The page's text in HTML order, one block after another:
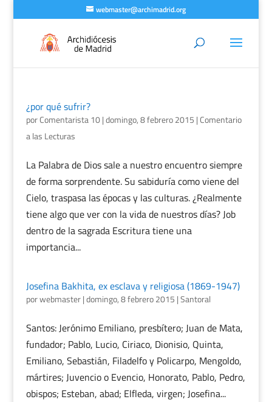
webmaster@archimadrid.org
¿por qué sufrir?
porComentarista 10|domingo, 8 febrero 2015 |Comentario
a las Lecturas
La Palabra de Dios sale a nuestro encuentro siempre
de forma sorprendente. Su sabiduría como viene del
Cielo, traspasa las épocas y las culturas. ¿Realmente
tiene algo que ver con la vida de nuestros días? Job
dentro de la sagrada Escritura tiene una
importancia...
Josefina Bakhita, ex esclava y religiosa (1869-1947)
porwebmaster|domingo, 8 febrero 2015 |Santoral
Santos: Jerónimo Emiliano, presbítero; Juan de Mata,
fundador; Pablo, Lucio, Ciriaco, Dionisio, Quinta,
Emiliano, Sebastián, Filadelfo y Policarpo, Mengoldo,
mártires; Juvencio o Evencio, Honorato, Pablo, Pedro,
obispos; Esteban, abad; Elfleda, virgen; Josefina...